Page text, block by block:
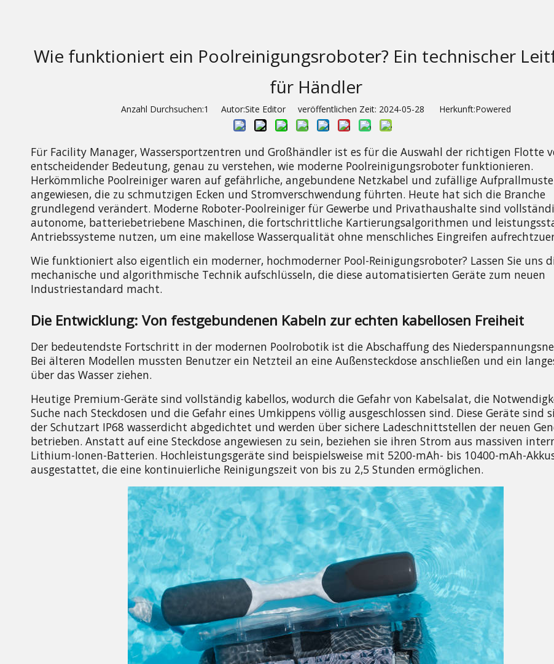
Wie funktioniert ein Poolreinigungsroboter? Ein technischer
für Händler
Anzahl Durchsuchen:1 Autor:Site Editor veröffentlichen Zeit: 2024-05-28 Herkunft:Powered
Für Facility Manager, Wassersportzentren und Großhändler ist es für die Auswahl der richtigen Flotte
entscheidender Bedeutung, genau zu verstehen, wie moderne Poolreinigungsroboter funktionieren.
Herkömmliche Poolreiniger waren auf gefährliche, angebundene Netzkabel und zufällige
angewiesen, die zu schmutzigen Ecken und Stromverschwendung führten. Heute hat sich die Branche
grundlegend verändert. Moderne Roboter-Poolreiniger für Gewerbe und Privathaushalte sind
autonome, batteriebetriebene Maschinen, die fortschrittliche Kartierungsalgorithmen und
Antriebssysteme nutzen, um eine makellose Wasserqualität ohne menschliches Eingreifen
Wie funktioniert also eigentlich ein moderner, hochmoderner Pool-Reinigungsroboter? Lassen Sie uns
mechanische und algorithmische Technik aufschlüsseln, die diese automatisierten Geräte zum neuen
Industriestandard macht.
Die Entwicklung: Von festgebundenen Kabeln zur echten kabellosen Freiheit
Der bedeutendste Fortschritt in der modernen Poolrobotik ist die Abschaffung des
Bei älteren Modellen mussten Benutzer ein Netzteil an eine Außensteckdose anschließen und ein
über das Wasser ziehen.
Heutige Premium-Geräte sind vollständig kabellos, wodurch die Gefahr von Kabelsalat, die
Suche nach Steckdosen und die Gefahr eines Umkippens völlig ausgeschlossen sind. Diese Geräte sind
der Schutzart IP68 wasserdicht abgedichtet und werden über sichere Ladeschnittstellen der neuen
betrieben. Anstatt auf eine Steckdose angewiesen zu sein, beziehen sie ihren Strom aus massiven
Lithium-Ionen-Batterien. Hochleistungsgeräte sind beispielsweise mit 5200-mAh- bis 10400-mAh-
ausgestattet, die eine kontinuierliche Reinigungszeit von bis zu 2,5 Stunden ermöglichen.